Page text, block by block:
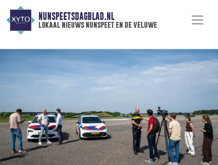
NUNSPEETSDAGBLAD.NL
lokaal nieuws nunspeet en de veluwe